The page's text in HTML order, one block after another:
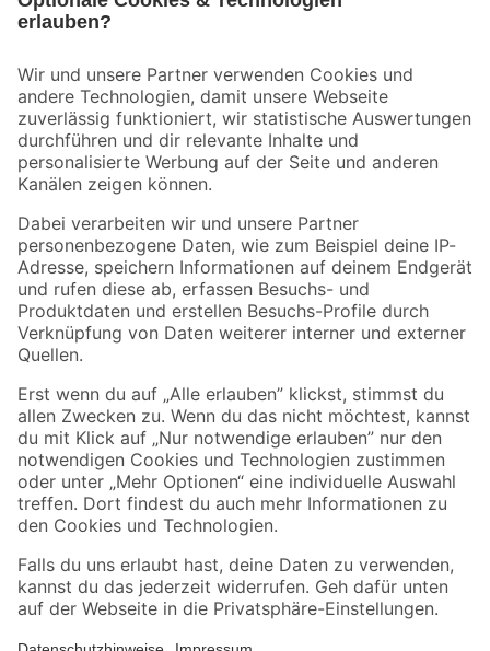
Der toom Newsletter: Keine Angebote und Aktionen mehr verpassen!
Zur Newsletter Anmeldung
Folge uns
Zahlungsarten Versandarten
Sicher einkaufen
Jetzt die toom-App herunterladen
Alle Preisangaben in EUR inkl. gesetzl. MwSt.. Die dargestellten Angebote sind unter
Umständen nicht in allen Märkten verfügbar. Die angegebenen Verfügbarkeiten beziehen
Produkte nur solange der Vorrat reicht.